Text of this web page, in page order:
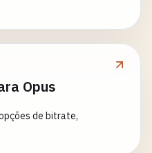
Opus
de bitrate,